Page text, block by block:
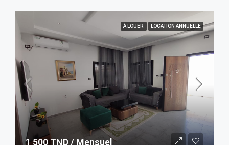
À LOUER LOCATION ANNUELLE
1 500 TND / Mensuel